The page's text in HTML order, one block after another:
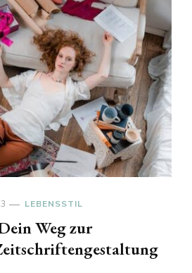
LEBENSSTIL
Weg zur